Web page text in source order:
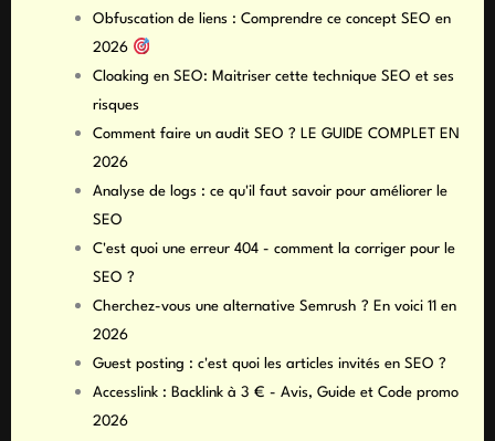
Obfuscation de liens : Comprendre ce concept SEO en
2026
Cloaking en SEO: Maitriser cette technique SEO et ses
risques
Comment faire un audit SEO ? LE GUIDE COMPLET EN
2026
Analyse de logs : ce qu'il faut savoir pour améliorer le
SEO
C'est quoi une erreur 404 - comment la corriger pour le
SEO ?
Cherchez-vous une alternative Semrush ? En voici 11 en
2026
Guest posting : c'est quoi les articles invités en SEO ?
Accesslink : Backlink à 3 € - Avis, Guide et Code promo
2026